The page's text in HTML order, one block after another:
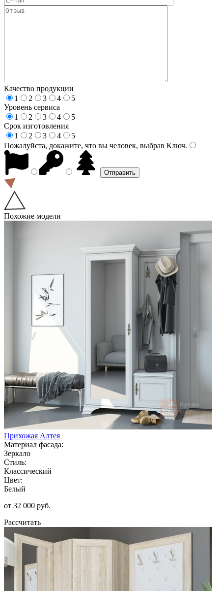
Качество продукции
1
2 3 4
5
Уровень сервиса
1
2 3 4
5
Срок изготовления
1
2 3 4
5
Пожалуйста, докажите, что вы человек, выбрав Ключ.
Похожие модели
Прихожая Алтея
Материал фасада:
Зеркало
Стиль:
Классический
Цвет:
Белый
от 32 000 руб.
Рассчитать